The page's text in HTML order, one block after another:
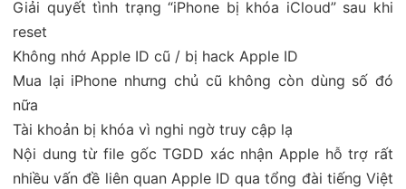
Giải quyết tình trạng “iPhone bị khóa iCloud” sau khi
reset
Không nhớ Apple ID cũ / bị hack Apple ID
Mua lại iPhone nhưng chủ cũ không còn dùng số đó
nữa
Tài khoản bị khóa vì nghi ngờ truy cập lạ
Nội dung từ file gốc TGDD xác nhận Apple hỗ trợ rất
nhiều vấn đề liên quan Apple ID qua tổng đài tiếng Việt